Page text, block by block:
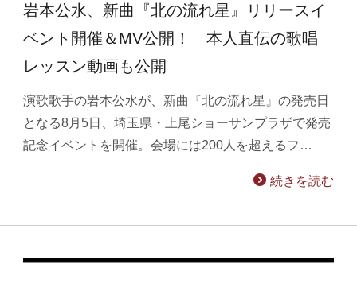
岩本公水、新曲『北の流れ星』リリースイ
ベント開催＆MV公開！ 本人直伝の歌唱
レッスン動画も公開
演歌歌手の岩本公水が、新曲『北の流れ星』の発売日
となる8月5日、埼玉県・上尾ショーサンプラザで発売
記念イベントを開催。会場には200人を超えるフ…
続きを読む